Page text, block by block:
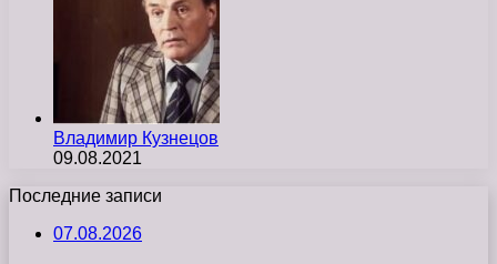
Владимир Кузнецов
09.08.2021
Последние записи
07.08.2026